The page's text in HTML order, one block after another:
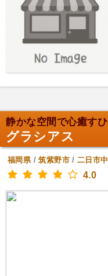
静かな空間で心癒すひ
グラシアス
福岡県/筑紫野市/二日市
4.0